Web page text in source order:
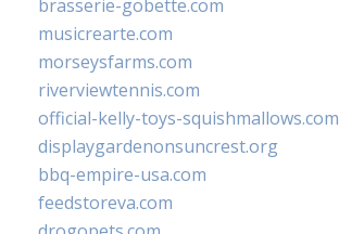
brasserie-gobette.com
musicrearte.com
morseysfarms.com
riverviewtennis.com
official-kelly-toys-squishmallows.com
displaygardenonsuncrest.org
bbq-empire-usa.com
feedstoreva.com